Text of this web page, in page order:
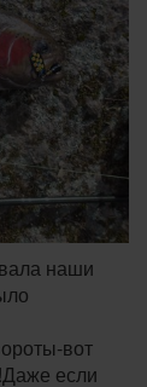
наши
вот
если